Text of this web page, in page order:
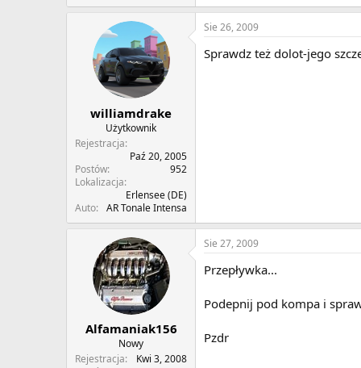
williamdrake
Użytkownik
Rejestracja
Paź 20, 2005
Postów
952
Lokalizacja
Erlensee (DE)
Auto
AR Tonale Intensa
Sie 26, 2009
Sprawdz też dolot-jego
Alfamaniak156
Nowy
Rejestracja
Kwi 3, 2008
Sie 27, 2009
Przepływka...
Podepnij pod kompa i
Pzdr